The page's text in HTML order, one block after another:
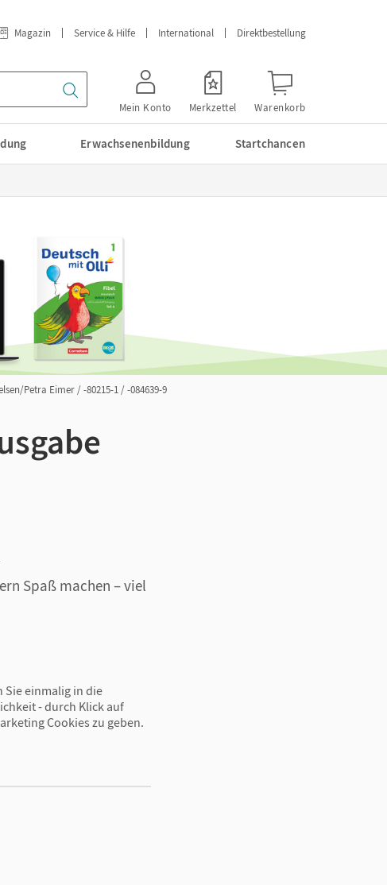
Magazin Service & Hilfe International Direktbestellung
Mein Konto Merkzettel Warenkorb
Erwachsenenbildung Startchancen
Petra Eimer / -80215-1 / -084639-9
Spaß machen – viel
Sie einmalig in die
- durch Klick auf
Cookies zu geben.